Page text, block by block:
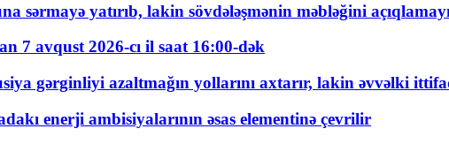
sərmayə yatırıb, lakin sövdələşmənin məbləğini
7 avqust 2026-cı il saat 16:00-dək
gərginliyi azaltmağın yollarını axtarır, lakin əvvəlki
enerji ambisiyalarının əsas elementinə çevrilir